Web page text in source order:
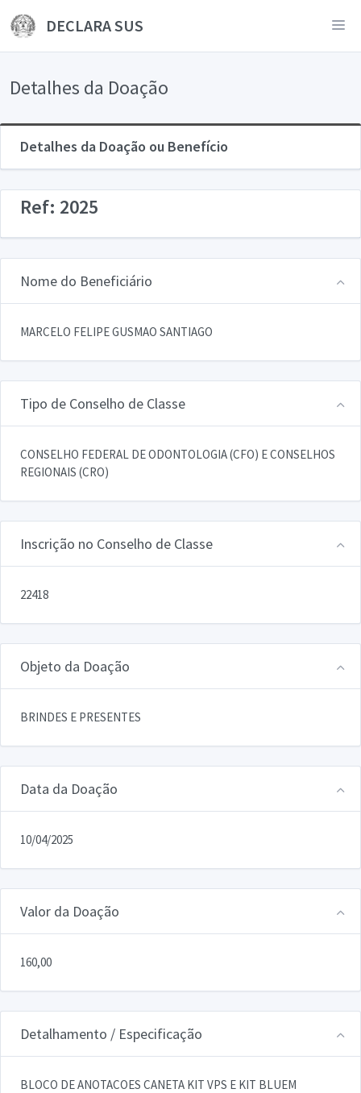
DECLARA SUS
Detalhes da Doação
Detalhes da Doação ou Benefício
Ref: 2025
Nome do Beneficiário
MARCELO FELIPE GUSMAO SANTIAGO
Tipo de Conselho de Classe
CONSELHO FEDERAL DE ODONTOLOGIA (CFO) E CONSELHOS
REGIONAIS (CRO)
Inscrição no Conselho de Classe
22418
Objeto da Doação
BRINDES E PRESENTES
Data da Doação
10/04/2025
Valor da Doação
160,00
Detalhamento / Especificação
BLOCO DE ANOTACOES CANETA KIT VPS E KIT BLUEM